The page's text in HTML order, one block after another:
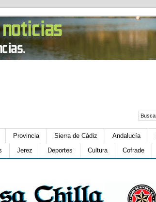
Provincia Sierra de Cádiz Andalucía
Jerez Deportes Cultura Cofrade